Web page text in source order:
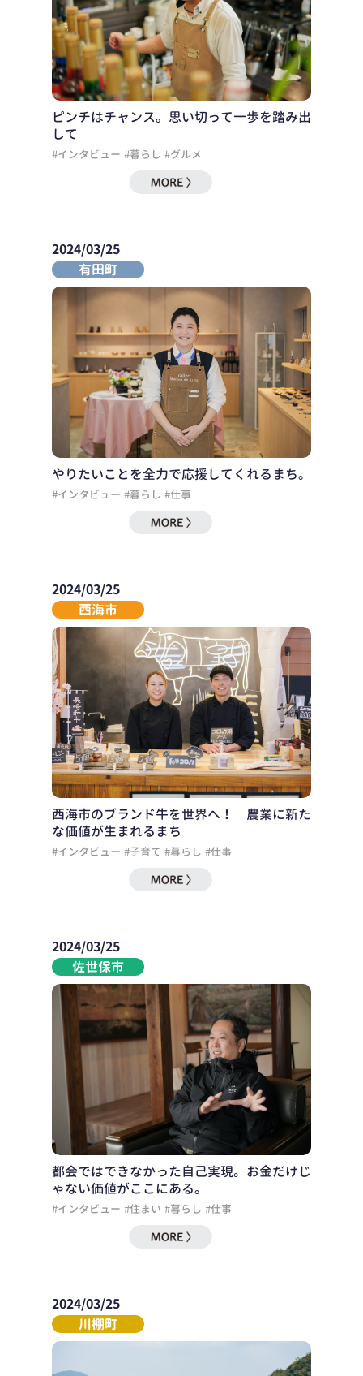
ピンチはチャンス。思い切って一歩を踏み出
して
#インタビュー #暮らし #グルメ
2024/03/25
有田町
やりたいことを全力で応援してくれるまち。
#インタビュー #暮らし #仕事
2024/03/25
西海市
西海市のブランド牛を世界へ！ 農業に新た
な価値が生まれるまち
#インタビュー #子育て #暮らし #仕事
2024/03/25
佐世保市
都会ではできなかった自己実現。お金だけじ
ゃない価値がここにある。
#インタビュー #住まい #暮らし #仕事
2024/03/25
川棚町